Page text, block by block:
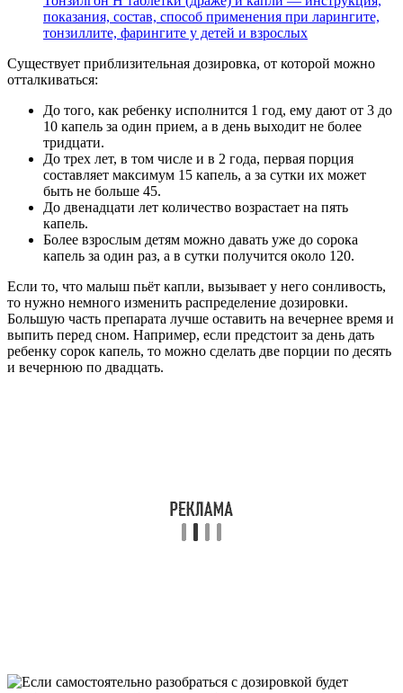
показания, состав, способ применения при ларингите,
тонзиллите, фарингите у детей и взрослых
Существует приблизительная дозировка, от которой можно
отталкиваться:
До того, как ребенку исполнится 1 год, ему дают от 3 до
10 капель за один прием, а в день выходит не более
тридцати.
До трех лет, в том числе и в 2 года, первая порция
составляет максимум 15 капель, а за сутки их может
быть не больше 45.
До двенадцати лет количество возрастает на пять
капель.
Более взрослым детям можно давать уже до сорока
капель за один раз, а в сутки получится около 120.
Если то, что малыш пьёт капли, вызывает у него сонливость,
то нужно немного изменить распределение дозировки.
Большую часть препарата лучше оставить на вечернее время и
выпить перед сном. Например, если предстоит за день дать
ребенку сорок капель, то можно сделать две порции по десять
и вечернюю по двадцать.